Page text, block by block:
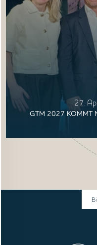
27.
GTM 2027 KOMMT